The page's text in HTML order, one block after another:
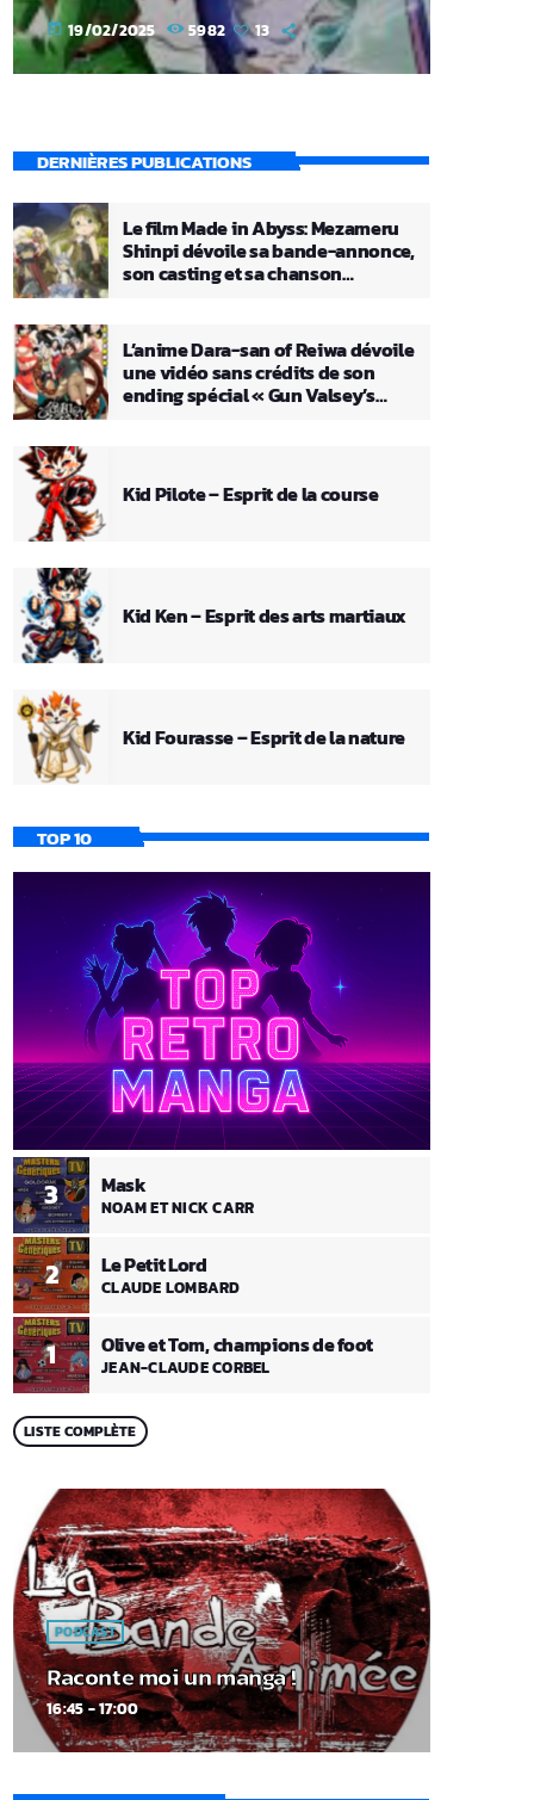
today 19/02/2025 5982 13
DERNIÈRES PUBLICATIONS
Le film Made in Abyss: Mezameru
Shinpi dévoile sa bande-annonce,
son casting et sa chanson
L’anime Dara-san of Reiwa dévoile
une vidéo sans crédits de son
ending spécial « Gun Valsey’s
Kid Pilote – Esprit de la course
Kid Ken – Esprit des arts martiaux
Kid Fourasse – Esprit de la nature
TOP 10
1 Olive et Tom, champions de foot
JEAN-CLAUDE CORBEL
2 Le Petit Lord
CLAUDE LOMBARD
3 Mask
NOAM ET NICK CARR
LISTE COMPLÈTE
PODCAST
Raconte moi un manga !
16:45 - 17:00